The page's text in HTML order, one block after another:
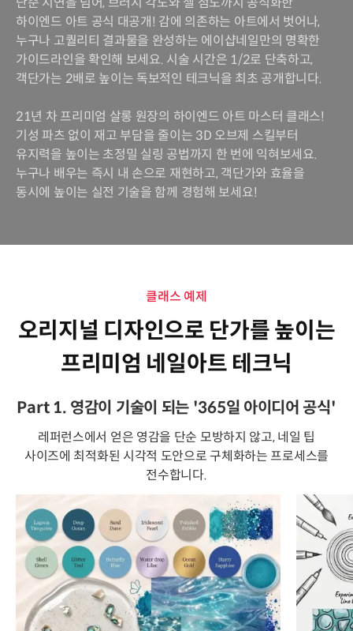
하이엔드 아트 공식 대공개! 감에 의존하는 아트에서 벗어나,
누구나 고퀄리티 결과물을 완성하는 에이샵네일만의 명확한
가이드라인을 확인해 보세요. 시술 시간은 1/2로 단축하고,
객단가는 2배로 높이는 독보적인 테크닉을 최초 공개합니다.
21년 차 프리미엄 살롱 원장의 하이엔드 아트 마스터 클래스!
기성 파츠 없이 재고 부담을 줄이는 3D 오브제 스킬부터
유지력을 높이는 초정밀 실링 공법까지 한 번에 익혀보세요.
누구나 배우는 즉시 내 손으로 재현하고, 객단가와 효율을
동시에 높이는 실전 기술을 함께 경험해 보세요!
클래스 예제
오리지널 디자인으로 단가를 높이는
프리미엄 네일아트 테크닉
Part 1. 영감이 기술이 되는 '365일 아이디어 공식'
레퍼런스에서 얻은 영감을 단순 모방하지 않고, 네일 팁
사이즈에 최적화된 시각적 도안으로 구체화하는 프로세스를
전수합니다.